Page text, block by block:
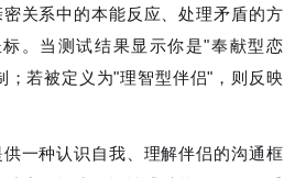
关系中的本能反应、处理矛盾的方
。当测试结果显示你是"奉献型恋
；若被定义为"理智型伴侣"，则反映
一种认识自我、理解伴侣的沟通框